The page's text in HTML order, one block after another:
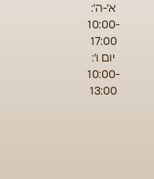
א'-ה':
10:00-
17:00
יום ו':
10:00-
13:00